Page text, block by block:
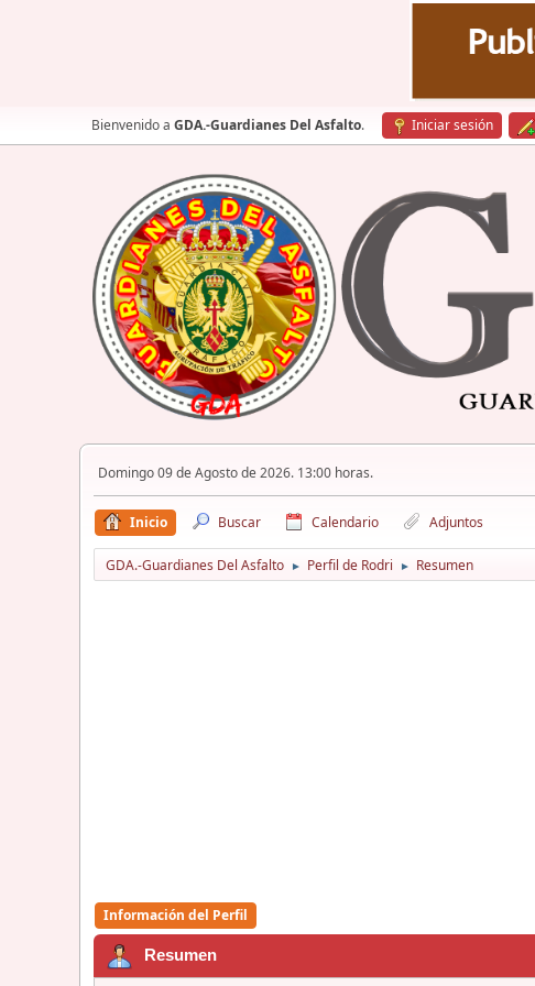
Bienvenido a GDA.-Guardianes Del Asfalto. Iniciar sesión
Domingo 09 de Agosto de 2026. 13:00 horas.
Inicio Buscar Calendario Adjuntos
GDA.-Guardianes Del Asfalto ► Perfil de Rodri ► Resumen
Información del Perfil
Resumen